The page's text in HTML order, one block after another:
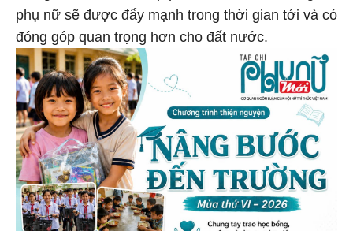
phụ nữ sẽ được đẩy mạnh trong thời gian tới và có
đóng góp quan trọng hơn cho đất nước.